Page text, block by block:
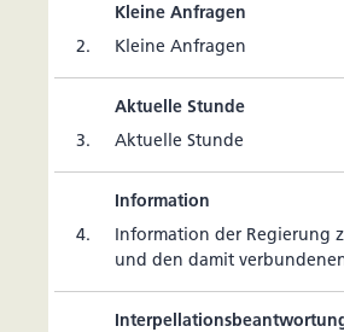
Kleine Anfragen
2.
Kleine Anfragen
Aktuelle Stunde
3.
Aktu­elle Stunde
Information
4.
Infor­ma­tion der Regie­rung
und den damit